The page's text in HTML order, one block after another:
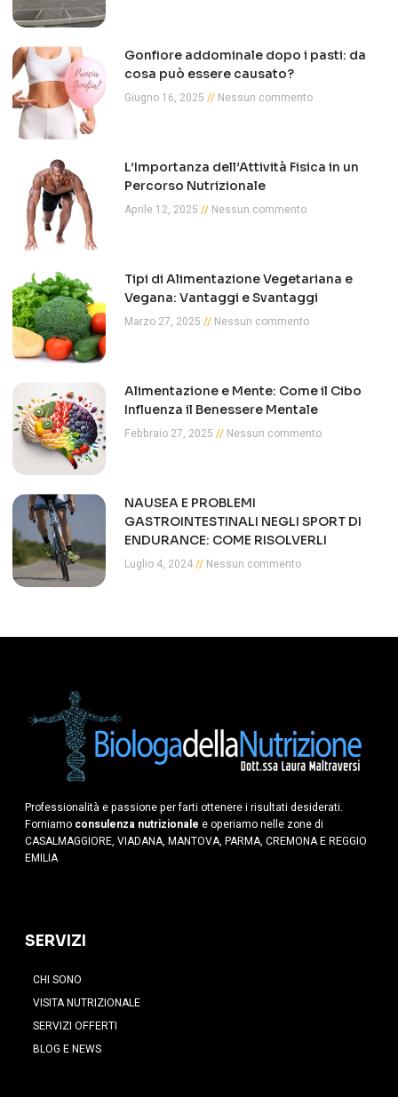
Gonfiore addominale dopo i pasti: da
cosa può essere causato?
Giugno 16, 2025
Nessun commento
L’Importanza dell’Attività Fisica in un
Percorso Nutrizionale
Aprile 12, 2025
Nessun commento
Tipi di Alimentazione Vegetariana e
Vegana: Vantaggi e Svantaggi
Marzo 27, 2025
Nessun commento
Alimentazione e Mente: Come il Cibo
Influenza il Benessere Mentale
Febbraio 27, 2025
Nessun commento
NAUSEA E PROBLEMI
GASTROINTESTINALI NEGLI SPORT DI
ENDURANCE: COME RISOLVERLI
Luglio 4, 2024
Nessun commento
Professionalità e passione per farti ottenere i risultati desiderati.
Forniamo consulenza nutrizionale e operiamo nelle zone di
CASALMAGGIORE, VIADANA, MANTOVA, PARMA, CREMONA E REGGIO
EMILIA
SERVIZI
CHI SONO
VISITA NUTRIZIONALE
SERVIZI OFFERTI
BLOG E NEWS